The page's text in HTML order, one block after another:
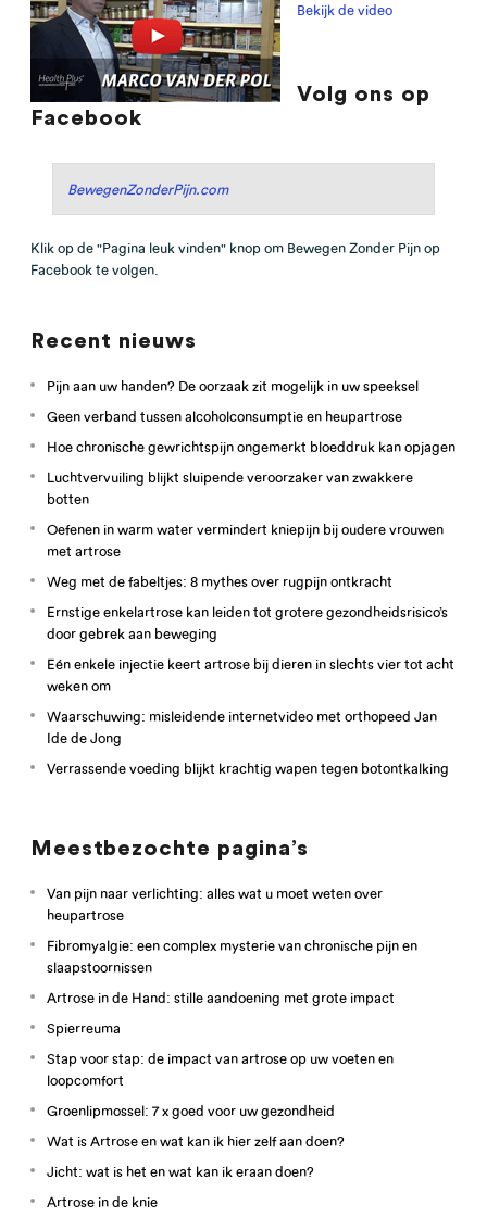
Bekijk de video
Volg ons op
Facebook
BewegenZonderPijn.com
Klik op de "Pagina leuk vinden" knop om Bewegen Zonder Pijn op
Facebook te volgen.
Recent nieuws
Pijn aan uw handen? De oorzaak zit mogelijk in uw speeksel
Geen verband tussen alcoholconsumptie en heupartrose
Hoe chronische gewrichtspijn ongemerkt bloeddruk kan opjagen
Luchtvervuiling blijkt sluipende veroorzaker van zwakkere
botten
Oefenen in warm water vermindert kniepijn bij oudere vrouwen
met artrose
Weg met de fabeltjes: 8 mythes over rugpijn ontkracht
Ernstige enkelartrose kan leiden tot grotere gezondheidsrisico’s
door gebrek aan beweging
Eén enkele injectie keert artrose bij dieren in slechts vier tot acht
weken om
Waarschuwing: misleidende internetvideo met orthopeed Jan
Ide de Jong
Verrassende voeding blijkt krachtig wapen tegen botontkalking
Meestbezochte pagina’s
Van pijn naar verlichting: alles wat u moet weten over
heupartrose
Fibromyalgie: een complex mysterie van chronische pijn en
slaapstoornissen
Artrose in de Hand: stille aandoening met grote impact
Spierreuma
Stap voor stap: de impact van artrose op uw voeten en
loopcomfort
Groenlipmossel: 7 x goed voor uw gezondheid
Wat is Artrose en wat kan ik hier zelf aan doen?
Jicht: wat is het en wat kan ik eraan doen?
Artrose in de knie